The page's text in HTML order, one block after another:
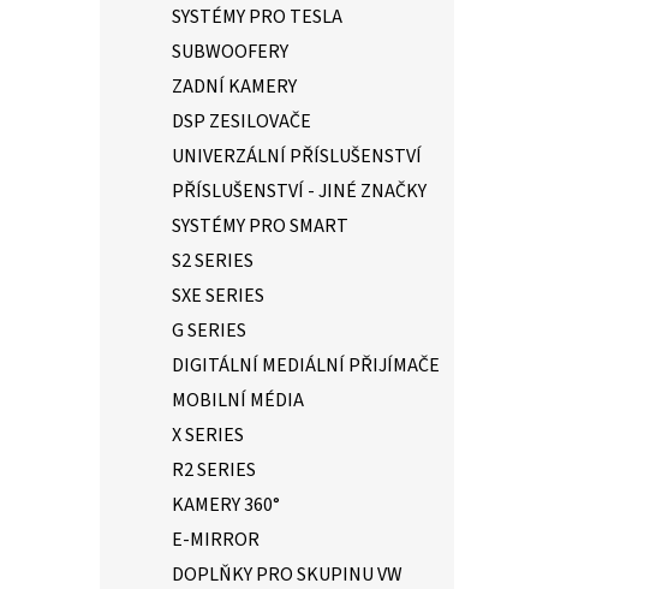
SYSTÉMY PRO TESLA
SUBWOOFERY
ZADNÍ KAMERY
DSP ZESILOVAČE
UNIVERZÁLNÍ PŘÍSLUŠENSTVÍ
PŘÍSLUŠENSTVÍ - JINÉ ZNAČKY
SYSTÉMY PRO SMART
S2 SERIES
SXE SERIES
G SERIES
DIGITÁLNÍ MEDIÁLNÍ PŘIJÍMAČE
MOBILNÍ MÉDIA
X SERIES
R2 SERIES
KAMERY 360°
E-MIRROR
DOPLŇKY PRO SKUPINU VW